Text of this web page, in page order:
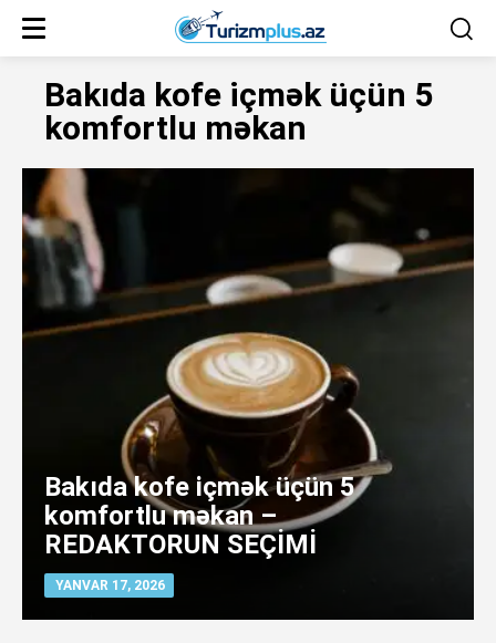
Bakıda kofe içmək üçün 5
komfortlu məkan
Bakıda kofe içmək üçün 5
komfortlu məkan –
REDAKTORUN SEÇİMİ
YANVAR 17, 2026